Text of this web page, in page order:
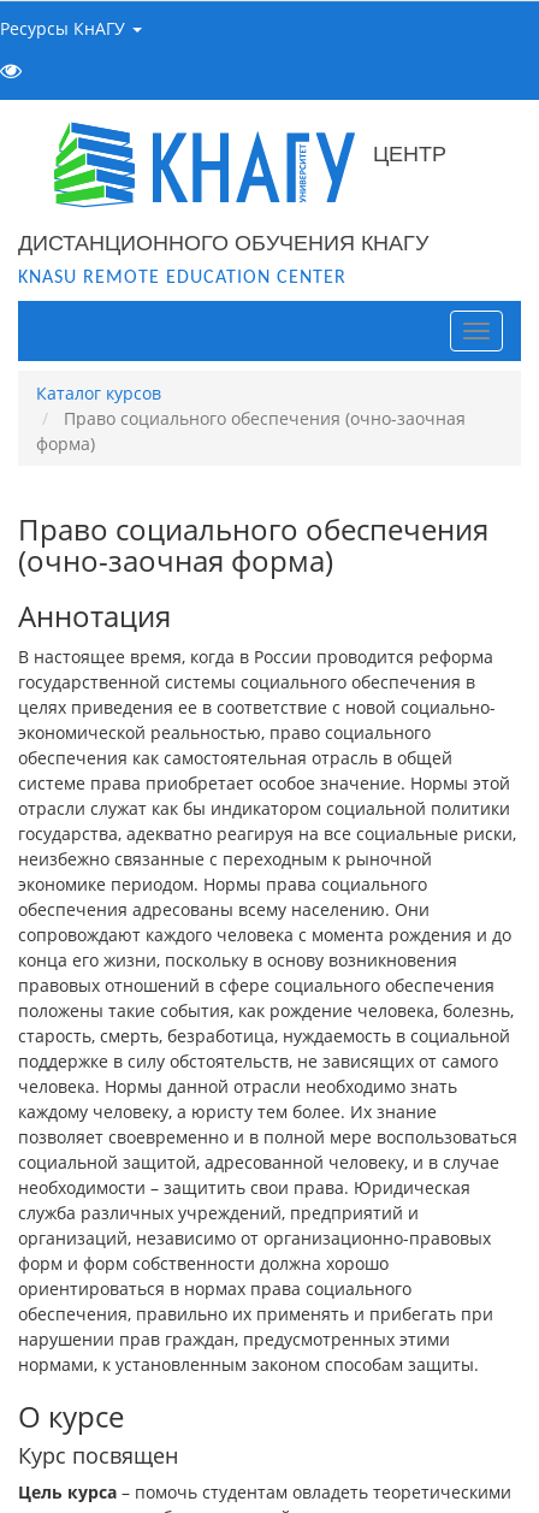
Ресурсы КнАГУ
ЦЕНТР
ДИСТАНЦИОННОГО ОБУЧЕНИЯ КНАГУ
KNASU REMOTE EDUCATION CENTER
Каталог курсов
Право социального обеспечения (очно-заочная
форма)
Право социального обеспечения
(очно-заочная форма)
Аннотация
В настоящее время, когда в России проводится реформа
государственной системы социального обеспечения в
целях приведения ее в соответствие с новой социально-
экономической реальностью, право социального
обеспечения как самостоятельная отрасль в общей
системе права приобретает особое значение. Нормы этой
отрасли служат как бы индикатором социальной политики
государства, адекватно реагируя на все социальные риски,
неизбежно связанные с переходным к рыночной
экономике периодом. Нормы права социального
обеспечения адресованы всему населению. Они
сопровождают каждого человека с момента рождения и до
конца его жизни, поскольку в основу возникновения
правовых отношений в сфере социального обеспечения
положены такие события, как рождение человека, болезнь,
старость, смерть, безработица, нуждаемость в социальной
поддержке в силу обстоятельств, не зависящих от самого
человека. Нормы данной отрасли необходимо знать
каждому человеку, а юристу тем более. Их знание
позволяет своевременно и в полной мере воспользоваться
социальной защитой, адресованной человеку, и в случае
необходимости – защитить свои права. Юридическая
служба различных учреждений, предприятий и
организаций, независимо от организационно-правовых
форм и форм собственности должна хорошо
ориентироваться в нормах права социального
обеспечения, правильно их применять и прибегать при
нарушении прав граждан, предусмотренных этими
нормами, к установленным законом способам защиты.
О курсе
Курс посвящен
Цель курса – помочь студентам овладеть теоретическими